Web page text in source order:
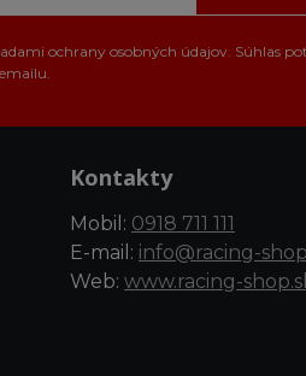
ochrany osobných údajov. Súhlas
Kontakty
Mobil: 0918 711 111
E-mail: info@racing-
Web: www.racing-